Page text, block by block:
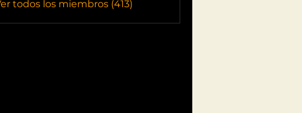
todos los miembros (413)